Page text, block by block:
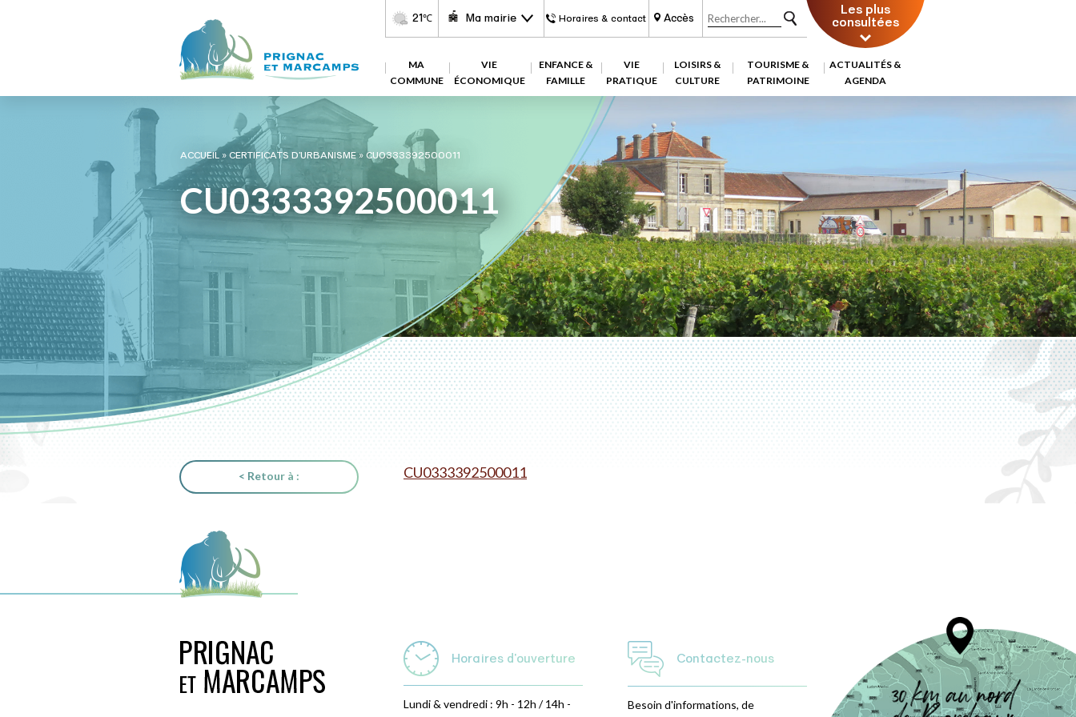
21℃ Ma mairie Horaires & contact Accès Les plus
consultées
MA
COMMUNE
VIE
ÉCONOMIQUE
ENFANCE &
FAMILLE
VIE
PRATIQUE
LOISIRS &
CULTURE
TOURISME &
PATRIMOINE
ACTUALITÉS &
AGENDA
ACCUEIL»CERTIFICATS D’URBANISME»CU0333392500011
CU0333392500011
< Retour à : CU0333392500011
Horaires d'ouverture
Lundi & vendredi : 9h - 12h / 14h -
Contactez-nous
Besoin d'informations, de